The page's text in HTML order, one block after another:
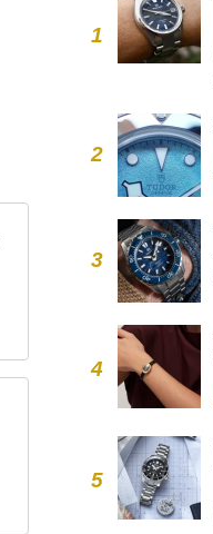
1
2
3
4
5